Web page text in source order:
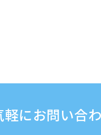
にお問い合わ